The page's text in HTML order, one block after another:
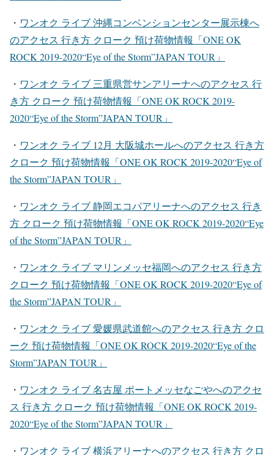
・ ワンオク ライブ 沖縄コンベンションセンター展示棟へ
のアクセス 行き方 クローク 預け荷物情報「ONE OK
ROCK 2019-2020“Eye of the Storm”JAPAN TOUR」
・ ワンオク ライブ 三重県営サンアリーナへのアクセス 行
き方 クローク 預け荷物情報「ONE OK ROCK 2019-
2020“Eye of the Storm”JAPAN TOUR」
・ ワンオク ライブ 12月 大阪城ホールへのアクセス 行き方
クローク 預け荷物情報「ONE OK ROCK 2019-2020“Eye of
the Storm”JAPAN TOUR」
・ ワンオク ライブ 静岡エコパアリーナへのアクセス 行き
方 クローク 預け荷物情報「ONE OK ROCK 2019-2020“Eye
of the Storm”JAPAN TOUR」
・ ワンオク ライブ マリンメッセ福岡へのアクセス 行き方
クローク 預け荷物情報「ONE OK ROCK 2019-2020“Eye of
the Storm”JAPAN TOUR」
・ ワンオク ライブ 愛媛県武道館へのアクセス 行き方 クロ
ーク 預け荷物情報「ONE OK ROCK 2019-2020“Eye of the
Storm”JAPAN TOUR」
・ ワンオク ライブ 名古屋 ポートメッセなごやへのアクセ
ス 行き方 クローク 預け荷物情報「ONE OK ROCK 2019-
2020“Eye of the Storm”JAPAN TOUR」
・ ワンオク ライブ 横浜アリーナへのアクセス 行き方 クロ